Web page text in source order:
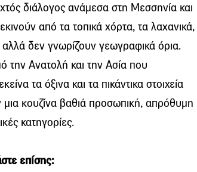
διάλογος ανάμεσα στη Μεσσηνία και
από τα τοπικά χόρτα, τα λαχανικά,
δεν γνωρίζουν γεωγραφικά όρια.
την Ανατολή και την Ασία που
τα όξινα και τα πικάντικα στοιχεία
κουζίνα βαθιά προσωπική, απρόθυμη
κατηγορίες.
επίσης: